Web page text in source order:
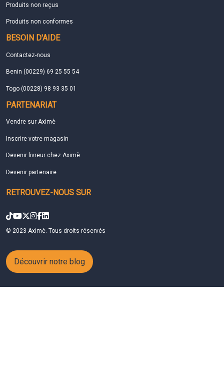
Produits non reçus
Produits non conformes
BESOIN D'AIDE
Contactez-nous
Benin (00229) 69 25 55 54
Togo (00228) 98 93 35 01
PARTENARIAT
Vendre sur Aximè
Inscrire votre magasin
Devenir livreur chez Aximè
Devenir partenaire
RETROUVEZ-NOUS SUR
© 2023 Aximè. Tous droits réservés
Découvrir notre blog